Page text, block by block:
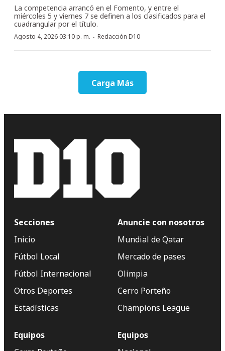
La competencia arrancó en el Fomento, y entre el
miércoles 5 y viernes 7 se definen a los clasificados para el
cuadrangular por el título.
Agosto 4, 2026 03:10 p. m. · Redacción D10
Carga Más
Secciones
Inicio
Fútbol Local
Fútbol Internacional
Otros Deportes
Estadísticas
Anuncie con nosotros
Mundial de Qatar
Mercado de pases
Olimpia
Cerro Porteño
Champions League
Equipos
Equipos